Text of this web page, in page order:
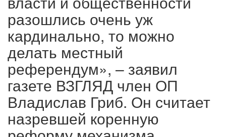
разошлись очень уж
кардинально, то можно
делать местный
референдум», – заявил
газете ВЗГЛЯД член ОП
Владислав Гриб. Он считает
назревшей коренную